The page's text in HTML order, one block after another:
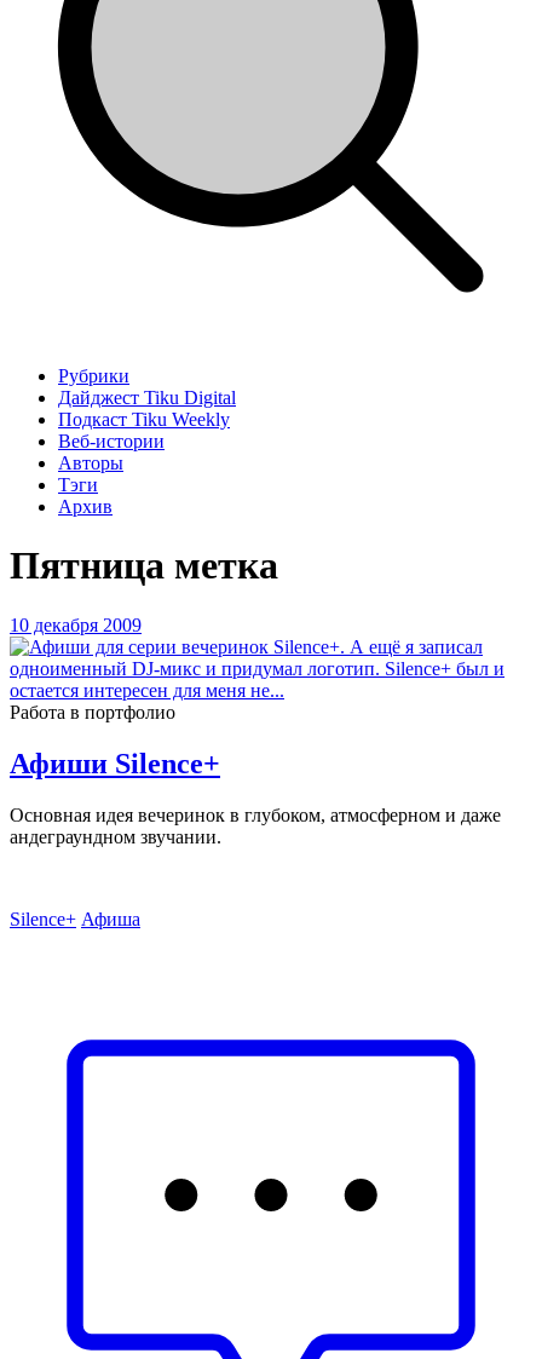
Рубрики
Дайджест Tiku Digital
Подкаст Tiku Weekly
Веб-истории
Авторы
Тэги
Архив
Пятница метка
10 декабря 2009
Работа в портфолио
Афиши Silence+
Основная идея вечеринок в глубоком, атмосферном и даже
андеграундном звучании.
Silence+ Афиша